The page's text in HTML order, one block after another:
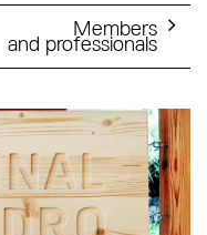
Members
and professionals